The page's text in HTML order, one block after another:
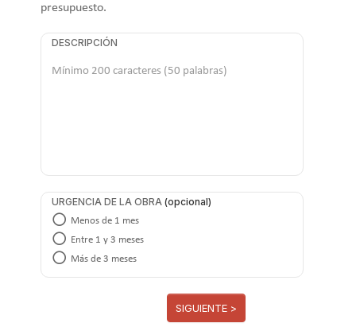
presupuesto.
DESCRIPCIÓN
URGENCIA DE LA OBRA
Menos de 1 mes
Entre 1 y 3 meses
Más de 3 meses
SIGUIENTE >